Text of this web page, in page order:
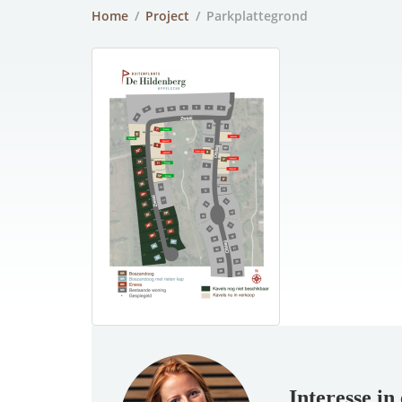
Home / Project / Parkplattegrond
Interesse in